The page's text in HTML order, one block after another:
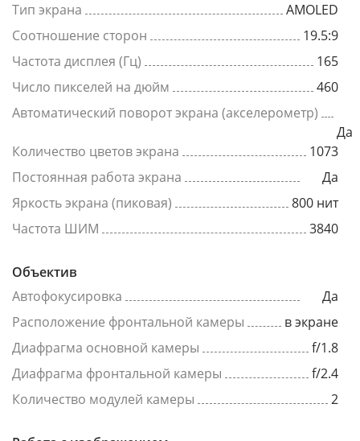
Тип экрана
AMOLED
Соотношение сторон
19.5:9
Частота дисплея (Гц)
165
Число пикселей на дюйм
460
Автоматический поворот экрана (акселерометр)
Да
Количество цветов экрана
1073
Постоянная работа экрана
Да
Яркость экрана (пиковая)
800 нит
Частота ШИМ
3840
Объектив
Автофокусировка
Да
Расположение фронтальной камеры
в экране
Диафрагма основной камеры
f/1.8
Диафрагма фронтальной камеры
f/2.4
Количество модулей камеры
2